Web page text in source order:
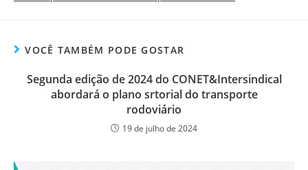
VOCÊ TAMBÉM PODE GOSTAR
Segunda edição de 2024 do CONET&Intersindical
abordará o plano srtorial do transporte
rodoviário
19 de julho de 2024